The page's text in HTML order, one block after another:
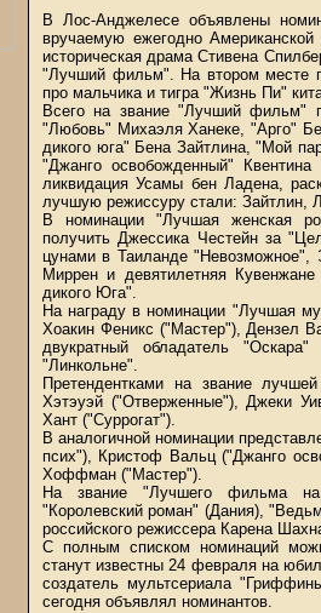
В Лос-Анджелесе объявлены
вручаемую ежегодно
историческая драма Стивена
"Лучший фильм". На втором месте
про мальчика и тигра "Жизнь Пи"
Всего на звание "Лучший фильм"
"Любовь" Михаэля Ханеке, "Арго"
дикого юга" Бена Зайтлина, "Мой
"Джанго освобожденный"
ликвидация Усамы бен Ладена,
лучшую режиссуру стали: Зайтлин,
В номинации "Лучшая женская
получить Джессика Честейн за
цунами в Таиланде
Миррен и девятилетняя
дикого Юга".
На награду в номинации "Лучшая
Хоакин Феникс ("Мастер"), Дензел
двукратный обладатель
"Линкольне".
Претендентками на звание
Хэтэуэй ("Отверженные"), Джеки
Хант ("Суррогат").
В аналогичной номинации
псих"), Кристоф Вальц ("Джанго
Хоффман ("Мастер").
На звание "Лучшего фильма на
"Королевский роман" (Дания),
российского режиссера Карена
С полным списком номинаций
станут известны 24 февраля на
создатель мультсериала
сегодня объявлял номинантов.